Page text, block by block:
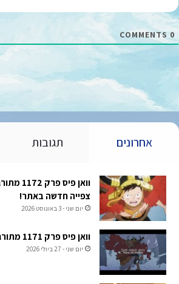
0
אחרונים תגובות
וואן
צפייה חדשה באתר!
יום שני - 3 באוגוסט 2026
וואן פיס פרק 1171 מתורגם לעברית
יום שני - 27 ביולי 2026